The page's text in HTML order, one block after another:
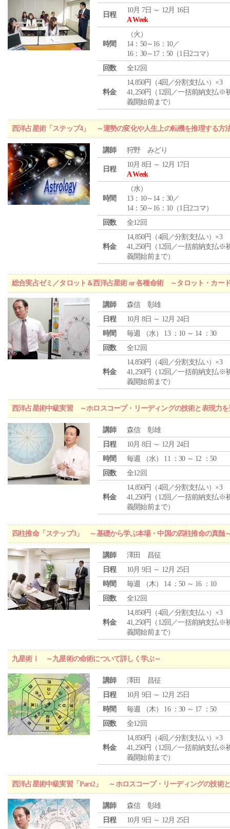
日程
10月 7日 ～ 12月 16日
A Week
時間
（火 ）
14：50～16：10／
16：30～17：50（1日2コマ）
回数
全12回
料金
14,850円（4回／分割支払い）×3
41,250円（12回／一括前納支払※
義開始前まで）
西洋占星術「ステップ4」 ～運勢の変化や人生上の転機を推理する方
講師 狩野 みどり
日程
10月 8日 ～ 12月 17日
A Week
時間
（水）
13：10～14：30／
14：50～16：10（1日2コマ）
回数
全12回
料金
14,850円（4回／分割支払い）×3
41,250円（12回／一括前納支払※
義開始前まで）
総合実占ゼミ／タロット＆西洋占星術 or 各種命術 ～タロット・カー
講師
森信 彰雄
日程
10月 8日 ～ 12月 24日
時間
毎週 （水） 13 ：10 ～ 14 ：30
回数
全12回
料金
14,850円（4回／分割支払い）×3
41,250円（12回／一括前納支払※
義開始前まで）
西洋占星術中級実習 ～ホロスコープ・リーディングの技術と表現力
講師
森信 彰雄
日程
10月 8日 ～ 12月 24日
時間
毎週 （水） 11 ：30 ～ 12 ：50
回数
全12回
料金
14,850円（4回／分割支払い）×3
41,250円（12回／一括前納支払※
義開始前まで）
四柱推命「ステップ3」 ～基礎から学ぶ本場・中国の四柱推命の真髄
講師
澤田 昌征
日程
10月 9日 ～ 12月 25日
時間
毎週 （木） 14 ：50 ～ 16 ：10
回数
全12回
料金
14,850円（4回／分割支払い）×3
41,250円（12回／一括前納支払※
義開始前まで）
九星術Ⅰ ～九星術の命術について詳しく学ぶ～
講師
澤田 昌征
日程
10月 9日 ～ 12月 25日
時間
毎週 （木） 16 ：30 ～ 17 ：50
回数
全12回
料金
14,850円（4回／分割支払い）×3
41,250円（12回／一括前納支払※
義開始前まで）
西洋占星術中級実習「Part2」 ～ホロスコープ・リーディングの技術
講師
森信 彰雄
日程
10月 9日 ～ 12月 25日